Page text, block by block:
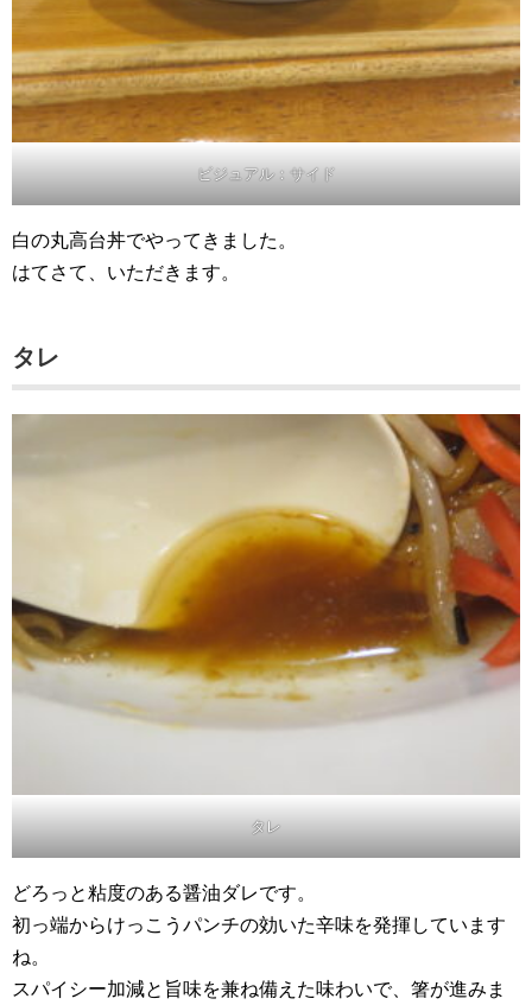
ビジュアル：サイド
白の丸高台丼でやってきました。
はてさて、いただきます。
タレ
タレ
どろっと粘度のある醤油ダレです。
初っ端からけっこうパンチの効いた辛味を発揮しています
ね。
スパイシー加減と旨味を兼ね備えた味わいで、箸が進みま